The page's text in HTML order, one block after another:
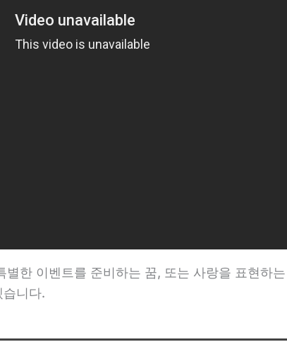
한 이벤트를 준비하는 꿈, 또는 사랑을 표현하
니다.